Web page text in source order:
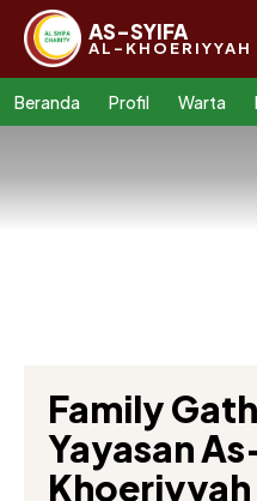
AS-SYIFA
AL-KHOERIYYAH
Beranda Profil Warta
Family
Yayasan
Khoeriyyah